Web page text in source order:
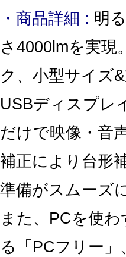
・商品詳細 : 明
さ4000lmを実現
ク、小型サイズ
USBディスプレ
だけで映像・音
補正により台形
準備がスムーズ
また、PCを使
る「PCフリー